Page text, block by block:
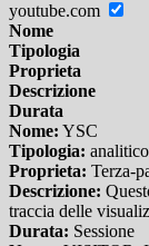
youtube.com
Nome
Tipologia
Proprieta
Descrizione
Durata
Nome: YSC
Tipologia: analitico
Proprieta: Terza-
Descrizione:
traccia delle
Durata: Sessione